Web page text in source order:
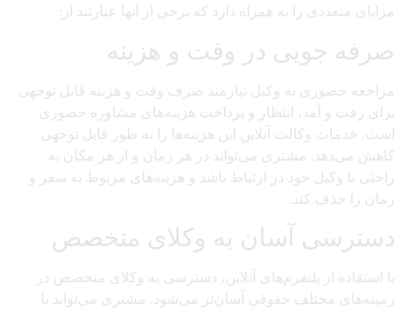
مزایای متعددی را به همراه دارد که برخی از آنها عبارتند از:
صرفه جویی در وقت و هزینه
مراجعه حضوری به وکیل نیازمند صرف وقت و هزینه قابل توجهی
برای رفت و آمد، انتظار و پرداخت هزینه‌های مشاوره حضوری
است. خدمات وکالت آنلاین این هزینه‌ها را به طور قابل توجهی
کاهش می‌دهد. مشتری می‌تواند در هر زمان و از هر مکان به
راحتی با وکیل خود در ارتباط باشد و هزینه‌های مربوط به سفر و
زمان را حذف کند.
دسترسی آسان به وکلای متخصص
با استفاده از پلتفرم‌های آنلاین، دسترسی به وکلای متخصص در
زمینه‌های مختلف حقوقی آسان‌تر می‌شود. مشتری می‌تواند با